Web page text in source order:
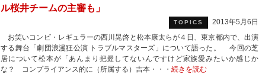
ル桜井チームの主審も」
TOPICS
2013年5月6日
お笑いコンビ・レギュラーの西川晃啓と松本康太らが４日、東京都内で、出演
する舞台「劇団浪漫狂公演 トラブルマスターズ」について語った。 今回の芝
居について松本が「あんまり把握してないんですけど家族愛みたいか感じか
な？ コンプライアンス的に（所属する）吉本・・・ 続きを読む